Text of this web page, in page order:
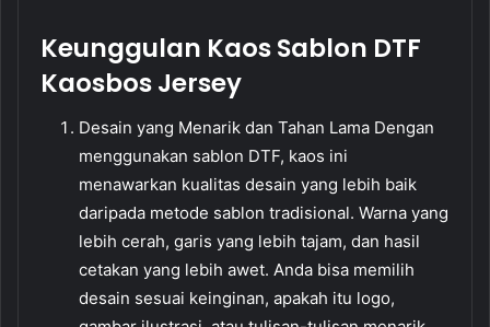
Keunggulan Kaos Sablon DTF
Kaosbos Jersey
Desain yang Menarik dan Tahan Lama Dengan
menggunakan sablon DTF, kaos ini
menawarkan kualitas desain yang lebih baik
daripada metode sablon tradisional. Warna yang
lebih cerah, garis yang lebih tajam, dan hasil
cetakan yang lebih awet. Anda bisa memilih
desain sesuai keinginan, apakah itu logo,